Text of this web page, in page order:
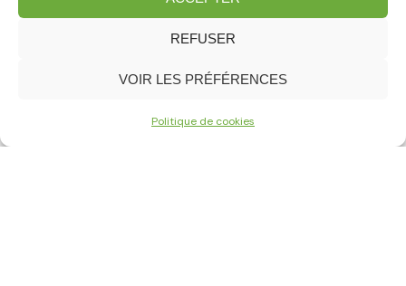
REFUSER
VOIR LES PRÉFÉRENCES
Politique de cookies